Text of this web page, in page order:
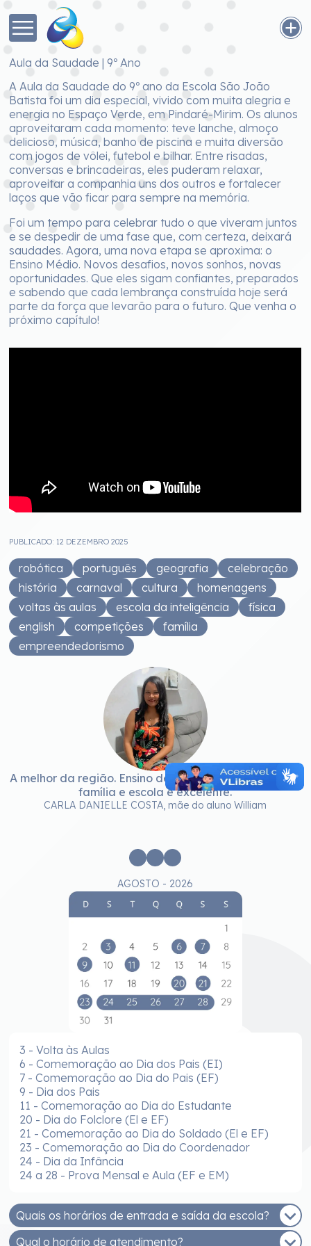
Aula da Saudade | 9º Ano
A Aula da Saudade do 9º ano da Escola São João
Batista foi um dia especial, vivido com muita alegria e
energia no Espaço Verde, em Pindaré-Mirim. Os alunos
aproveitaram cada momento: teve lanche, almoço
delicioso, música, banho de piscina e muita diversão
com jogos de vôlei, futebol e bilhar. Entre risadas,
conversas e brincadeiras, eles puderam relaxar,
aproveitar a companhia uns dos outros e fortalecer
laços que vão ficar para sempre na memória.
Foi um tempo para celebrar tudo o que viveram juntos
e se despedir de uma fase que, com certeza, deixará
saudades. Agora, uma nova etapa se aproxima: o
Ensino Médio. Novos desafios, novos sonhos, novas
oportunidades. Que eles sigam confiantes, preparados
e sabendo que cada lembrança construída hoje será
parte da força que levarão para o futuro. Que venha o
próximo capítulo!
PUBLICADO: 12 DEZEMBRO 2025
robótica português geografia
celebração
história
carnaval cultura
homenagens
voltas às aulas
escola da inteligência
física
english
competições
família
empreendedorismo
A melhor da região. Ensino de qualidade. E a parceria
família e escola é excelente.
CARLA DANIELLE COSTA, mãe do aluno William
AGOSTO - 2026
3 - Volta às Aulas
6 - Comemoração ao Dia dos Pais (EI)
7 - Comemoração ao Dia do Pais (EF)
9 - Dia dos Pais
11 - Comemoração ao Dia do Estudante
20 - Dia do Folclore (El e EF)
21 - Comemoração ao Dia do Soldado (El e EF)
23 - Comemoração ao Dia do Coordenador
24 - Dia da Infância
24 a 28 - Prova Mensal e Aula (EF e EM)
Quais os horários de entrada e saída da escola?
Qual o horário de atendimento?